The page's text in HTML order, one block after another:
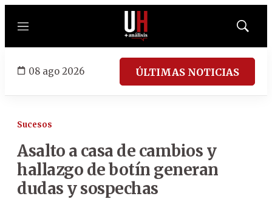
Menú
Mostrar
08 ago 2026 ÚLTIMAS NOTICIAS
Sucesos
Asalto a casa de cambios y
hallazgo de botín generan
dudas y sospechas